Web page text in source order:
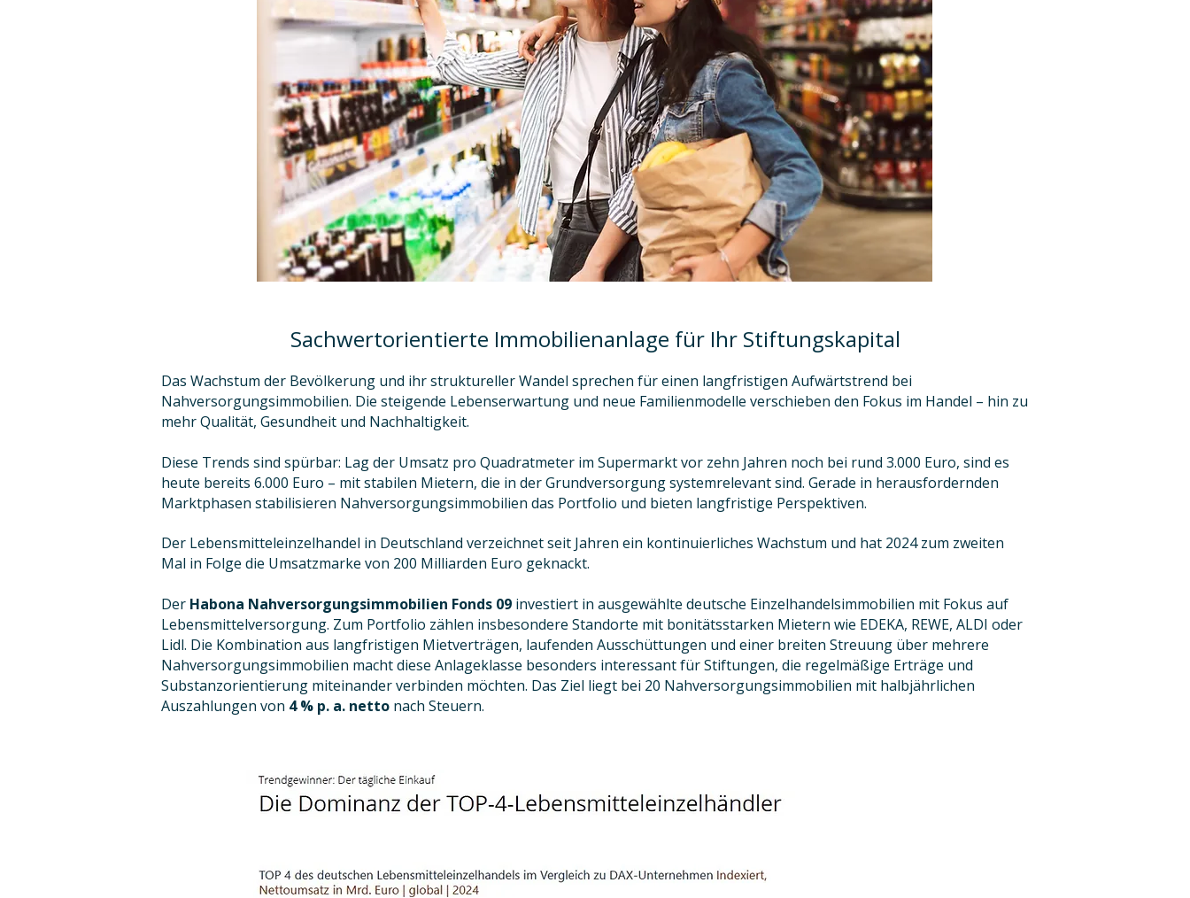
Sachwertorientierte Immobilienanlage für Ihr Stiftungskapital
Das Wachstum der Bevölkerung und ihr struktureller Wandel sprechen für einen langfristigen Aufwärtstrend bei
Nahversorgungsimmobilien. Die steigende Lebenserwartung und neue Familienmodelle verschieben den Fokus im Handel – hin zu
mehr Qualität, Gesundheit und Nachhaltigkeit.
Diese Trends sind spürbar: Lag der Umsatz pro Quadratmeter im Supermarkt vor zehn Jahren noch bei rund 3.000 Euro, sind es
heute bereits 6.000 Euro – mit stabilen Mietern, die in der Grundversorgung systemrelevant sind. Gerade in herausfordernden
Marktphasen stabilisieren Nahversorgungsimmobilien das Portfolio und bieten langfristige Perspektiven.
Der Lebensmitteleinzelhandel in Deutschland verzeichnet seit Jahren ein kontinuierliches Wachstum und hat 2024 zum zweiten
Mal in Folge die Umsatzmarke von 200 Milliarden Euro geknackt.
Der Habona Nahversorgungsimmobilien Fonds 09 investiert in ausgewählte deutsche Einzelhandelsimmobilien mit Fokus auf
Lebensmittelversorgung. Zum Portfolio zählen insbesondere Standorte mit bonitätsstarken Mietern wie EDEKA, REWE, ALDI oder
Lidl. Die Kombination aus langfristigen Mietverträgen, laufenden Ausschüttungen und einer breiten Streuung über mehrere
Nahversorgungsimmobilien macht diese Anlageklasse besonders interessant für Stiftungen, die regelmäßige Erträge und
Substanzorientierung miteinander verbinden möchten. Das Ziel liegt bei 20 Nahversorgungsimmobilien mit halbjährlichen
Auszahlungen von 4 % p. a. netto nach Steuern.